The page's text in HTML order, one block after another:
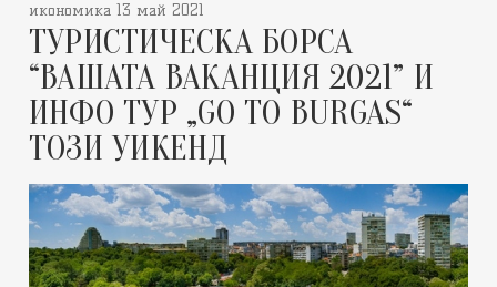
икономика 13 май 2021
ТУРИСТИЧЕСКА БОРСА
“ВАШАТА ВАКАНЦИЯ 2021” И
ИНФО ТУР „GO TO BURGAS“
ТОЗИ УИКЕНД